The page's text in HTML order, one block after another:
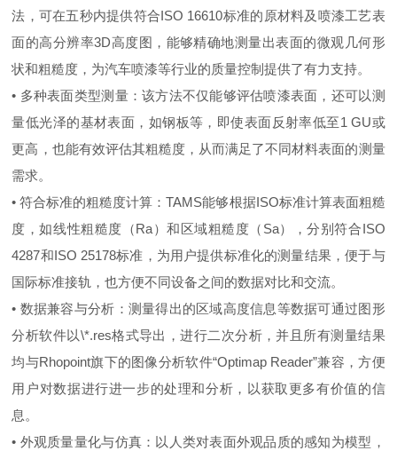
法，可在五秒内提供符合ISO 16610标准的原材料及喷漆工艺表
面的高分辨率3D高度图，能够精确地测量出表面的微观几何形
状和粗糙度，为汽车喷漆等行业的质量控制提供了有力支持。
• 多种表面类型测量：该方法不仅能够评估喷漆表面，还可以测
量低光泽的基材表面，如钢板等，即使表面反射率低至1 GU或
更高，也能有效评估其粗糙度，从而满足了不同材料表面的测量
需求。
• 符合标准的粗糙度计算：TAMS能够根据ISO标准计算表面粗糙
度，如线性粗糙度（Ra）和区域粗糙度（Sa），分别符合ISO
4287和ISO 25178标准，为用户提供标准化的测量结果，便于与
国际标准接轨，也方便不同设备之间的数据对比和交流。
• 数据兼容与分析：测量得出的区域高度信息等数据可通过图形
分析软件以\*.res格式导出，进行二次分析，并且所有测量结果
均与Rhopoint旗下的图像分析软件“Optimap Reader”兼容，方便
用户对数据进行进一步的处理和分析，以获取更多有价值的信
息。
• 外观质量量化与仿真：以人类对表面外观品质的感知为模型，